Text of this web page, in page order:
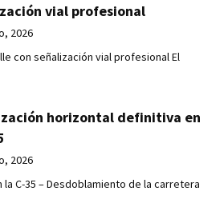
vial profesional
2026
con señalización vial profesional El
horizontal definitiva en
2026
C-35 – Desdoblamiento de la carretera